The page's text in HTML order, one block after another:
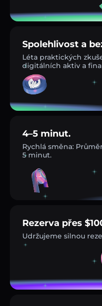
Spolehlivost a
Léta praktických
digitálních aktiv a
4–5 minut.
Rychlá směna:
5 minut.
Rezerva přes
Udržujeme silnou